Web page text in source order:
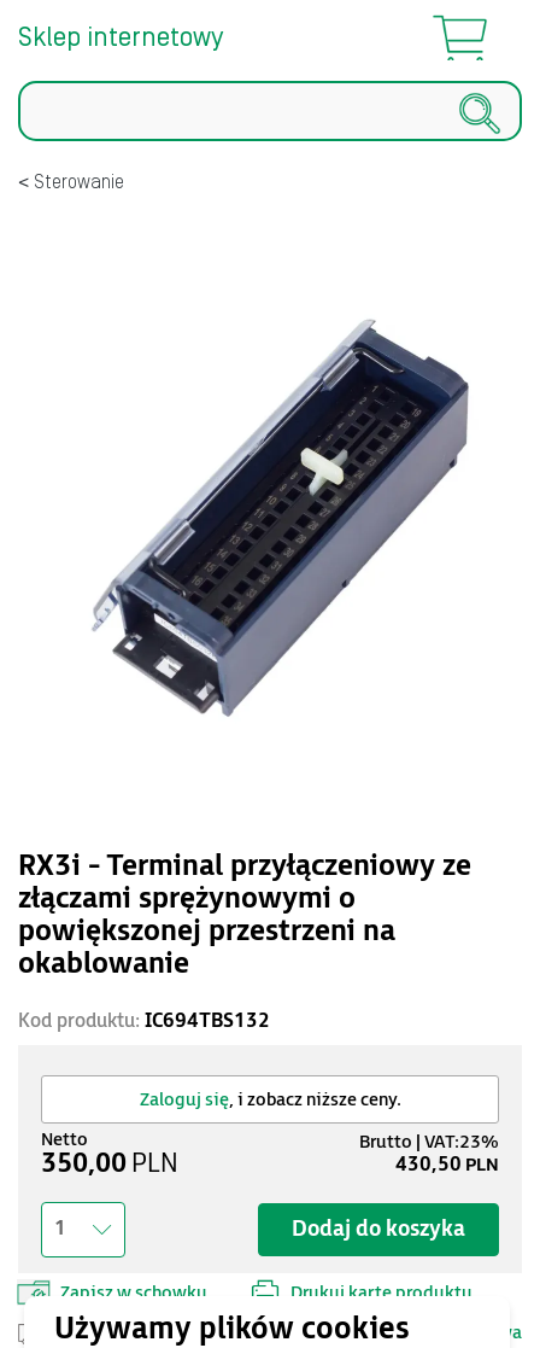
Sklep internetowy
Szukaj
Sterowanie
RX3i - Terminal przyłączeniowy ze
złączami sprężynowymi o
powiększonej przestrzeni na
okablowanie
Kod produktu: IC694TBS132
Zaloguj się, i zobacz niższe ceny.
Dodaj do koszyka
1
Zapisz w schowku Drukuj kartę produktu
350,00 PLN 430,50 PLN
Przesyłka kurierska -25 PLN netto
Dostawa